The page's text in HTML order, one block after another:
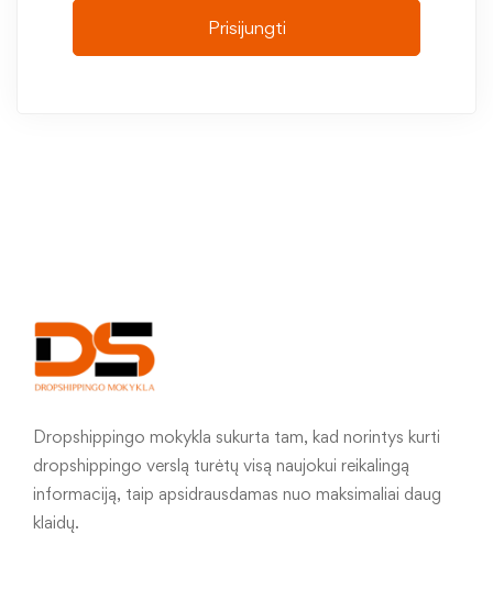
Prisijungti
Dropshippingo mokykla sukurta tam, kad norintys kurti
dropshippingo verslą turėtų visą naujokui reikalingą
informaciją, taip apsidrausdamas nuo maksimaliai daug
klaidų.